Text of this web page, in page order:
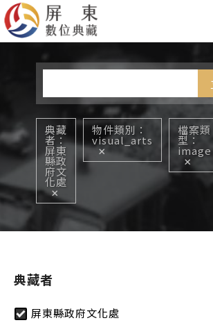
關於我們
Jump to Main content
您在這裡
典藏
者
屏東
縣政
府文
化處
物件類別
visual_arts
檔案類
型
image
典藏者
屏東縣政府文化處